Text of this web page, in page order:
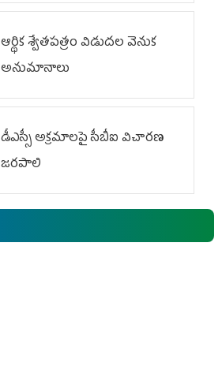
ఆర్థిక శ్వేతపత్రం విడుదల వెనుక
అనుమానాలు
డీఎస్సీ అక్రమాలపై సీబీఐ విచారణ
జరపాలి